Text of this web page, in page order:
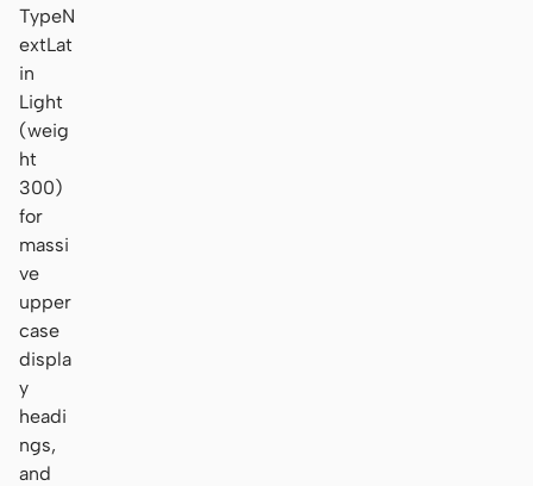
TypeN
extLat
in
Light
(weig
ht
300)
for
massi
ve
upper
case
displa
y
headi
ngs,
and